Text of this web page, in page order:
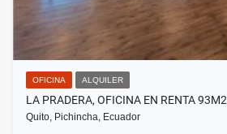
OFICINA ALQUILER
LA PRADERA, OFICINA EN RENTA 93M2
Quito, Pichincha, Ecuador